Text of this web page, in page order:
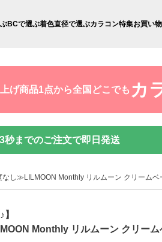
BCで選ぶ着色直径で選ぶカラコン特集お買い
げ商品1点から全国どこでも カ
秒までのご注文で即日発送
し≫LILMOON Monthly リルムーン クリームベ
Monthly リルムーン クリーム